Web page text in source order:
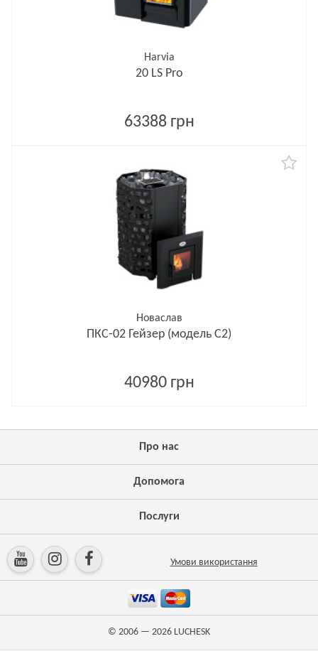
Harvia
20 LS Pro
63388 грн
Новаслав
ПКС-02 Гейзер (модель С2)
40980 грн
Про нас
Допомога
Послуги
Умови використання
© 2006 — 2026 LUCHESK